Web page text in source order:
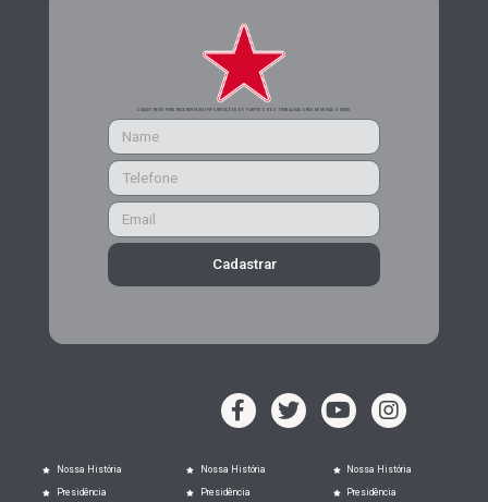
CADASTRE-SE PARA RECEBER MAIS INFORMAÇÕES DO PARTIDO DOS TRABALHADORES DE MINAS GERAIS
Cadastrar
Nossa História
Presidência
Nossa História
Presidência
Nossa História
Presidência